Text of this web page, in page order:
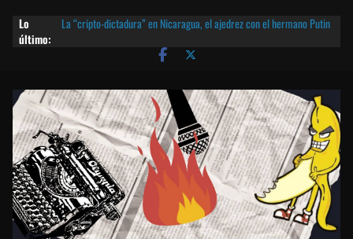
Lo
último:
La “cripto-dictadura” en Nicaragua, el ajedrez con el hermano Putin
Agarrá tu POLLO FRITO, vamos a la dictadura ETERNA | ¡O lo que
¡El partido único! Nicaragua, la Corea del Norte con queso frito y el
Batman de Matagalpa
Las mentiras del Cardenal Leopoldo Brenes con el Papa
¿Piratas de El Carmen en la India? El barco fantasma de Nicaragua |
¡O lo que queda!